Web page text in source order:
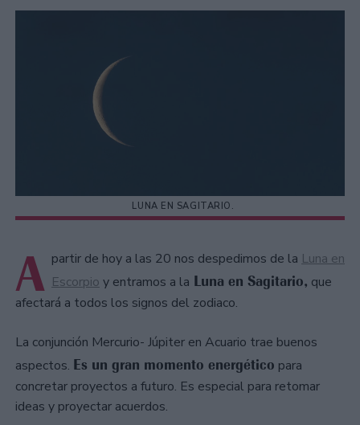
LUNA EN SAGITARIO.
A partir de hoy a las 20 nos despedimos de la Luna en
Escorpio y entramos a la Luna en Sagitario, que
afectará a todos los signos del zodiaco.
La conjunción Mercurio- Júpiter en Acuario trae buenos
aspectos. Es un gran momento energético para
concretar proyectos a futuro. Es especial para retomar
ideas y proyectar acuerdos.